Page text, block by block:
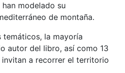
modelado su
de montaña.
temáticos, la mayoría
autor del libro, así como 13
a recorrer el territorio